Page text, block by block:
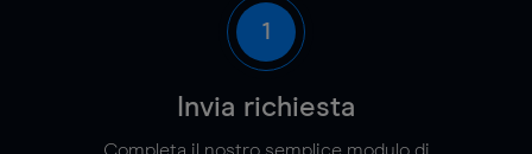
1
Invia richiesta